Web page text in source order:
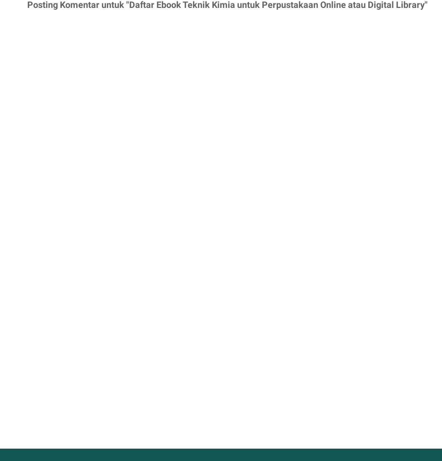
Posting Komentar untuk "Daftar Ebook Teknik Kimia untuk Perpustakaan Online atau Digital Library"